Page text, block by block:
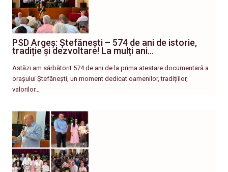
PSD Argeș: Ștefănești – 574 de ani de istorie,
tradiție și dezvoltare! La mulți ani…
Astăzi am sărbătorit 574 de ani de la prima atestare documentară a
orașului Ștefănești, un moment dedicat oamenilor, tradițiilor,
valorilor…